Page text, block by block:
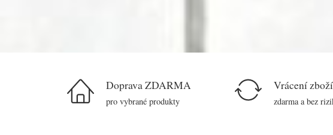
Doprava ZDARMA
pro vybrané produkty
Vrácení
zdarma a bez